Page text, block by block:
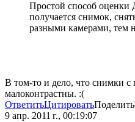
Простой способ оценки
получается снимок,
разными камерами, тем
В том-то и дело, что снимки
малоконтрастны. :(
ОтветитьЦитировать
9 апр. 2011 г., 00:19:07